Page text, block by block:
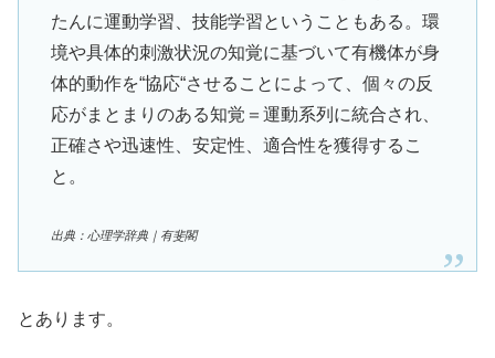
たんに運動学習、技能学習ということもある。環
境や具体的刺激状況の知覚に基づいて有機体が身
体的動作を“協応“させることによって、個々の反
応がまとまりのある知覚＝運動系列に統合され、
正確さや迅速性、安定性、適合性を獲得するこ
と。
出典：心理学辞典｜有斐閣
とあります。